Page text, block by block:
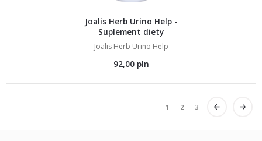
Joalis Herb Urino Help -
Suplement diety
Joalis Herb Urino Help
92,00 pln
1 2 3